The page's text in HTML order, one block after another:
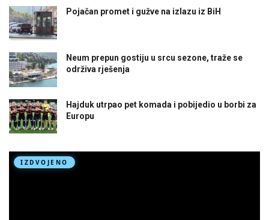
Pojačan promet i gužve na izlazu iz BiH
Neum prepun gostiju u srcu sezone, traže se
održiva rješenja
Hajduk utrpao pet komada i pobijedio u borbi za
Europu